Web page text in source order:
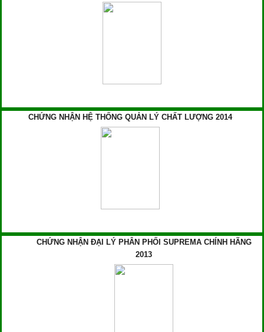
CHỨNG NHẬN HỆ THỐNG QUẢN LÝ CHẤT LƯỢNG 2014
CHỨNG NHẬN ĐẠI LÝ PHÂN PHỐI SUPREMA CHÍNH HÃNG
2013